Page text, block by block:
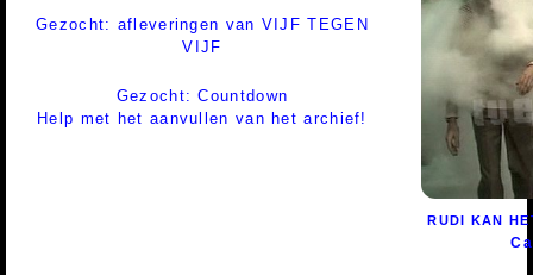
Gezocht: afleveringen van VIJF TEGEN
VIJF
Gezocht: Countdown
Help met het aanvullen van het archief!
RUDI KAN